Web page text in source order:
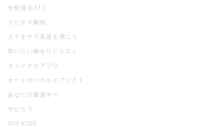
分析採点AI＋
うたスキ動画
カラオケで楽器を弾こう
歌いたい曲をリクエスト
キョクナビアプリ
オートボーカルエフェクト
あなたの最適キー
サビカラ
JOYKIDS